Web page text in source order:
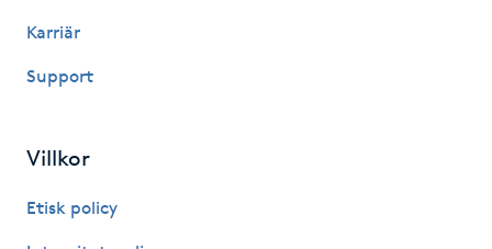
Hälsprickor
Idrottsmassage
Karriär
Support
Villkor
Etisk policy